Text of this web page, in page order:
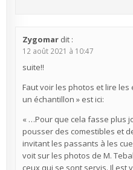
Zygomar dit :
12 août 2021 à 10:47
suite!!
Faut voir les photos et lire les
un échantillon » est ici:
« …Pour que cela fasse plus
pousser des comestibles et
invitant les passants à les
voit sur les photos de M.
ceux qui se sont servis. Il est